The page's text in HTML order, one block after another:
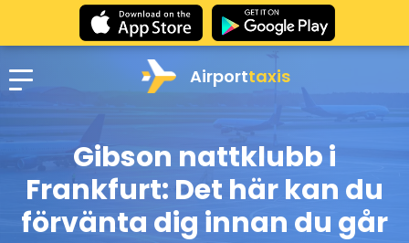
Airporttaxis
Gibson nattklubb i
Frankfurt: Det här kan du
förvänta dig innan du går